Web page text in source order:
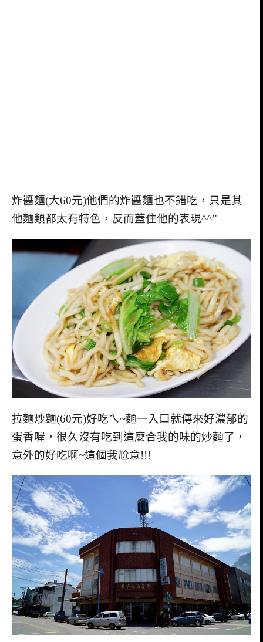
炸醬麵(大60元)他們的炸醬麵也不錯吃，只是其
他麵類都太有特色，反而蓋住他的表現^^”
拉麵炒麵(60元)好吃ㄟ~麵一入口就傳來好濃郁的
蛋香喔，很久沒有吃到這麼合我的味的炒麵了，
意外的好吃啊~這個我尬意!!!